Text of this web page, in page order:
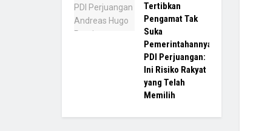
Tertibkan
Pengamat Tak
Suka
Pemerintahannya,
PDI Perjuangan:
Ini Risiko Rakyat
yang Telah
Memilih